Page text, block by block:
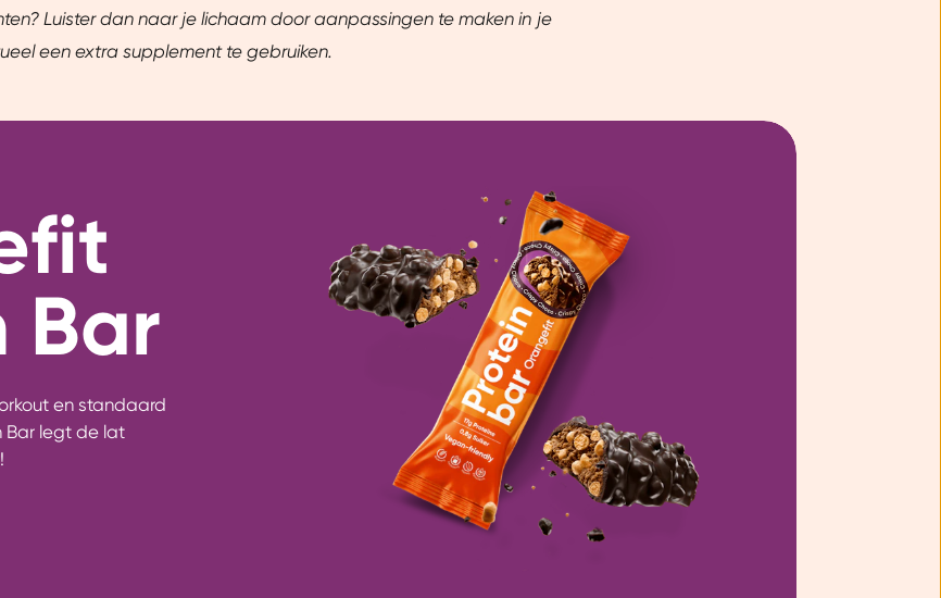
Luister dan naar je lichaam door aanpassingen te maken in je
een extra supplement te gebruiken.
Bar
en standaard
Bar legt de lat